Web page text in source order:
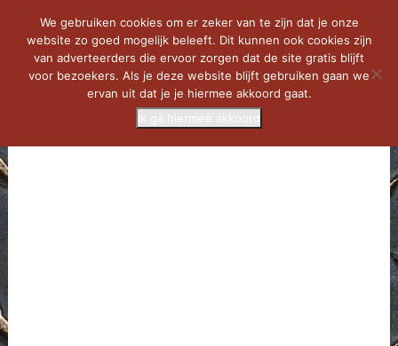
We gebruiken cookies om er zeker van te zijn dat je onze
website zo goed mogelijk beleeft. Dit kunnen ook cookies zijn
van adverteerders die ervoor zorgen dat de site gratis blijft
voor bezoekers. Als je deze website blijft gebruiken gaan we
ervan uit dat je je hiermee akkoord gaat.
Ik ga hiermee akkoord